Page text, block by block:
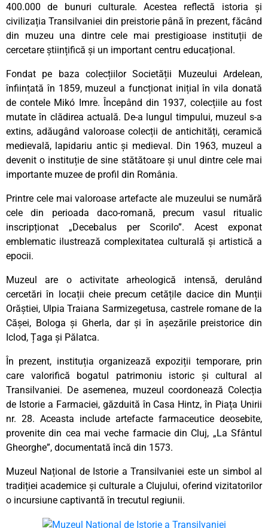
400.000 de bunuri culturale. Acestea reflectă istoria și
civilizația Transilvaniei din preistorie până în prezent, făcând
din muzeu una dintre cele mai prestigioase instituții de
cercetare științifică și un important centru educațional.
Fondat pe baza colecțiilor Societății Muzeului Ardelean,
înființată în 1859, muzeul a funcționat inițial în vila donată
de contele Mikó Imre. Începând din 1937, colecțiile au fost
mutate în clădirea actuală. De-a lungul timpului, muzeul s-a
extins, adăugând valoroase colecții de antichități, ceramică
medievală, lapidariu antic și medieval. Din 1963, muzeul a
devenit o instituție de sine stătătoare și unul dintre cele mai
importante muzee de profil din România.
Printre cele mai valoroase artefacte ale muzeului se numără
cele din perioada daco-romană, precum vasul ritualic
inscripționat „Decebalus per Scorilo”. Acest exponat
emblematic ilustrează complexitatea culturală și artistică a
epocii.
Muzeul are o activitate arheologică intensă, derulând
cercetări în locații cheie precum cetățile dacice din Munții
Orăștiei, Ulpia Traiana Sarmizegetusa, castrele romane de la
Cășei, Bologa și Gherla, dar și în așezările preistorice din
Iclod, Țaga și Pălatca.
În prezent, instituția organizează expoziții temporare, prin
care valorifică bogatul patrimoniu istoric și cultural al
Transilvaniei. De asemenea, muzeul coordonează Colecția
de Istorie a Farmaciei, găzduită în Casa Hintz, în Piața Unirii
nr. 28. Aceasta include artefacte farmaceutice deosebite,
provenite din cea mai veche farmacie din Cluj, „La Sfântul
Gheorghe”, documentată încă din 1573.
Muzeul Național de Istorie a Transilvaniei este un simbol al
tradiției academice și culturale a Clujului, oferind vizitatorilor
o incursiune captivantă în trecutul regiunii.